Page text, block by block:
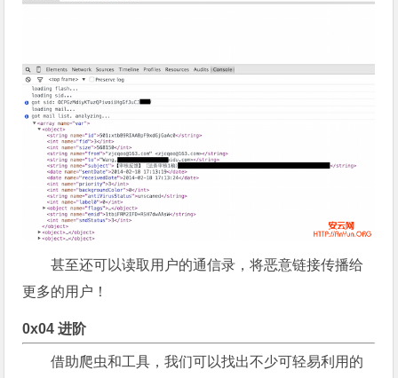
甚至还可以读取用户的通信录，将恶意链接传播给
更多的用户！
0x04 进阶
借助爬虫和工具，我们可以找出不少可轻易利用的